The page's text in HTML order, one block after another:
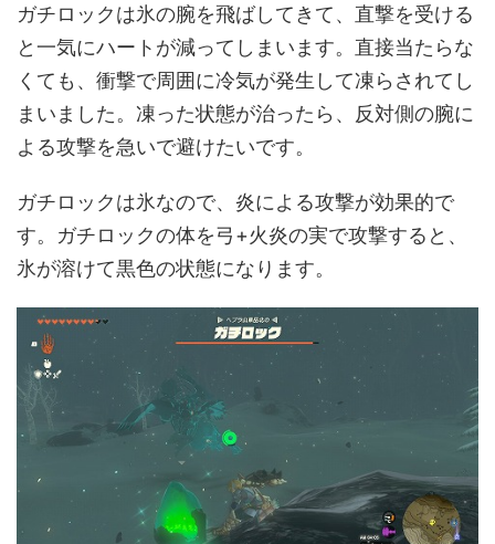
ガチロックは氷の腕を飛ばしてきて、直撃を受ける
と一気にハートが減ってしまいます。直接当たらな
くても、衝撃で周囲に冷気が発生して凍らされてし
まいました。凍った状態が治ったら、反対側の腕に
よる攻撃を急いで避けたいです。
ガチロックは氷なので、炎による攻撃が効果的で
す。ガチロックの体を弓+火炎の実で攻撃すると、
氷が溶けて黒色の状態になります。